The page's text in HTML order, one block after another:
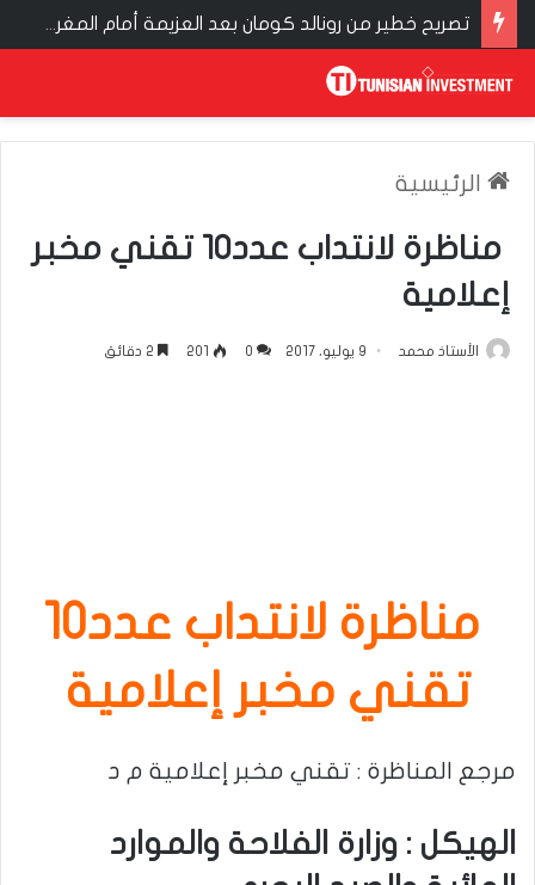
الرئيسية
مناظرة لانتداب عدد10 تقني مخبر
إعلامية
الأستاذ محمد 9 يوليو، 2017 0
201
مناظرة لانتداب عدد10
تقني مخبر إعلامية
مرجع المناظرة : تقني مخبر إعلامية م د
الهيكل : وزارة الفلاحة والموارد